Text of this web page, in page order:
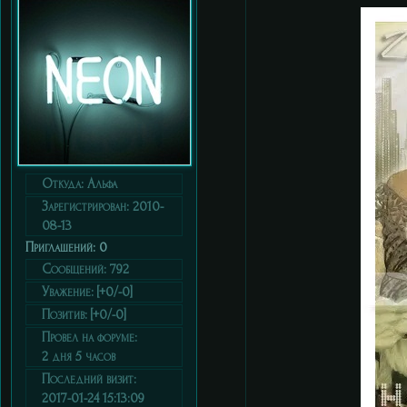
Откуда: Альфа
Зарегистрирован: 2010-
08-13
Приглашений: 0
Сообщений: 792
Уважение: [+0/-0]
Позитив: [+0/-0]
Провел на форуме:
2 дня 5 часов
Последний визит:
2017-01-24 15:13:09